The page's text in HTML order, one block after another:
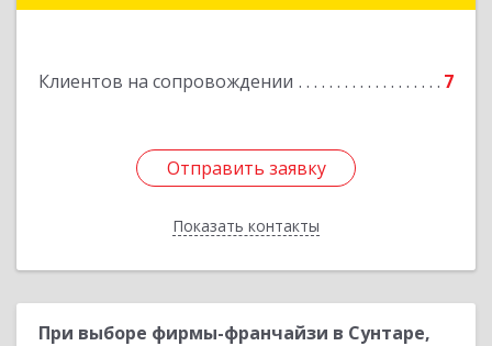
Клиентов на сопровождении 7
Отправить заявку
Показать контакты
Подробнее
Отправить заявку
Назад
При выборе фирмы-франчайзи в Сунтаре,